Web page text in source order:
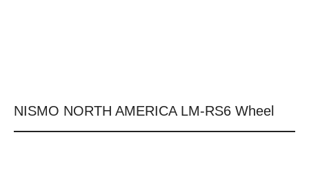
NISMO NORTH AMERICA LM-RS6 Wheel